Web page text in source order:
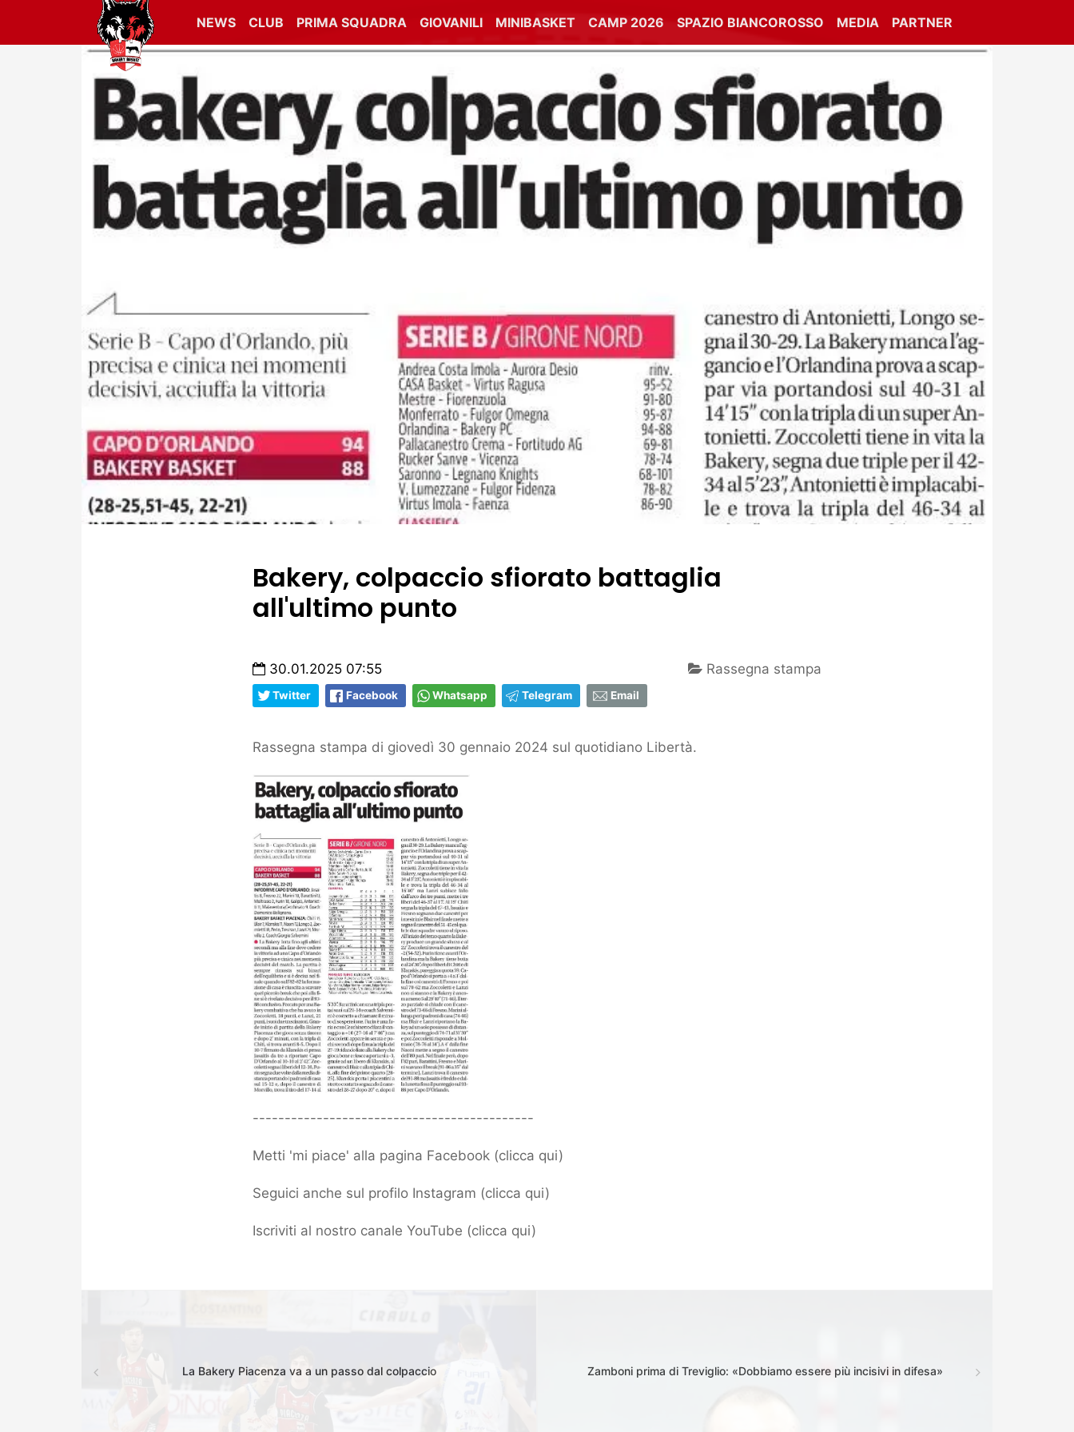
NEWS CLUB PRIMA SQUADRA GIOVANILI MINIBASKET CAMP 2026 SPAZIO BIANCOROSSO MEDIA PARTNER
Bakery, colpaccio sfiorato battaglia
all'ultimo punto
30.01.2025 07:55 Rassegna stampa
Twitter Facebook Whatsapp Telegram Email
Rassegna stampa di giovedì 30 gennaio 2024 sul quotidiano Libertà.
--------------------------------------------
Metti 'mi piace' alla pagina Facebook (clicca qui)
Seguici anche sul profilo Instagram (clicca qui)
Iscriviti al nostro canale YouTube (clicca qui)
La Bakery Piacenza va a un passo dal colpaccio Zamboni prima di Treviglio: «Dobbiamo essere più incisivi in difesa»